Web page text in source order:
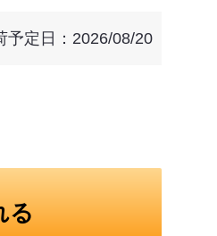
予定日：2026/08/20
る